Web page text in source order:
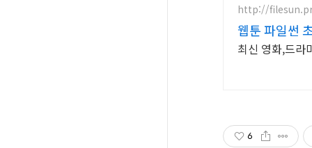
http://
웹툰 파일썬
최신 영화,드라
6